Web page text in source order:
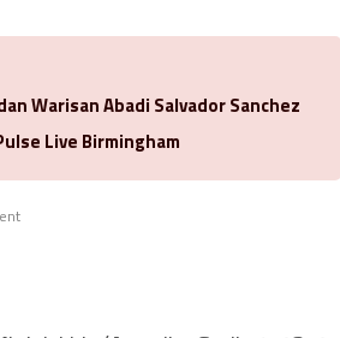
Warisan Abadi Salvador Sanchez
Live Birmingham